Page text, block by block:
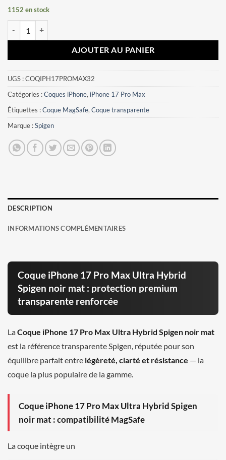
1152 en stock
AJOUTER AU PANIER
UGS :COQIPH17PROMAX32
Catégories :Coques iPhone, iPhone 17 Pro Max
Étiquettes :Coque MagSafe, Coque transparente
Marque :Spigen
DESCRIPTION
INFORMATIONS COMPLÉMENTAIRES
Coque iPhone 17 Pro Max Ultra Hybrid
Spigen noir mat : protection premium
transparente renforcée
LaCoque iPhone 17 Pro Max Ultra Hybrid Spigen noir mat
est la référence transparente Spigen, réputée pour son
équilibre parfait entre légèreté, clarté et résistance — la
coque la plus populaire de la gamme.
Coque iPhone 17 Pro Max Ultra Hybrid Spigen
noir mat : compatibilité MagSafe
La coque intègre un